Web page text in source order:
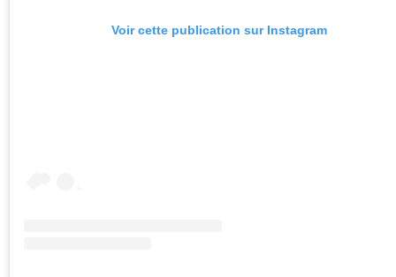
Voir cette publication sur Instagram